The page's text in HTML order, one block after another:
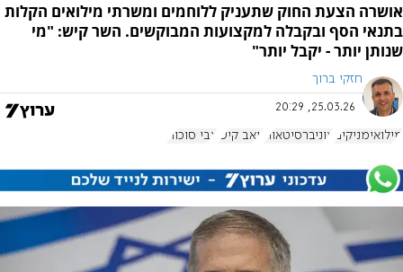
אושרה הצעת החוק שתעניק ללוחמים ומשרתי מילואים הקלות
בתנאי הסף ובקבלה למקצועות המבוקשים. השר קיש: "מי
שנותן יותר - יקבל יותר"
חזקי ברוך
25.03.26, 20:29
מילואימניקים אוניברסיטאות יואב קיש צבי סוכות